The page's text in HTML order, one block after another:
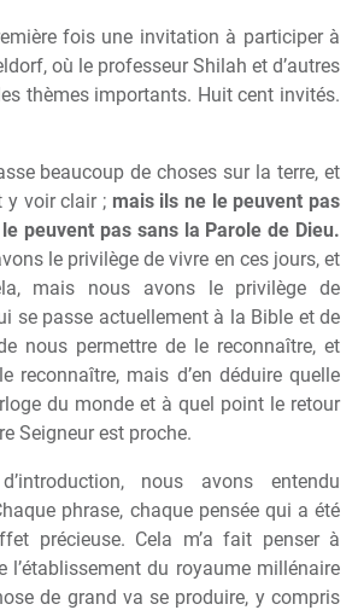
fois une invitation à participer à
où le professeur Shilah et d’autres
thèmes importants. Huit cent invités.
beaucoup de choses sur la terre, et
y voir clair ; mais ils ne le peuvent pas
peuvent pas sans la Parole de Dieu.
le privilège de vivre en ces jours, et
mais nous avons le privilège de
se passe actuellement à la Bible et de
nous permettre de le reconnaître, et
reconnaître, mais d’en déduire quelle
du monde et à quel point le retour
Seigneur est proche.
nous avons entendu
phrase, chaque pensée qui a été
précieuse. Cela m’a fait penser à
l’établissement du royaume millénaire
de grand va se produire, y compris